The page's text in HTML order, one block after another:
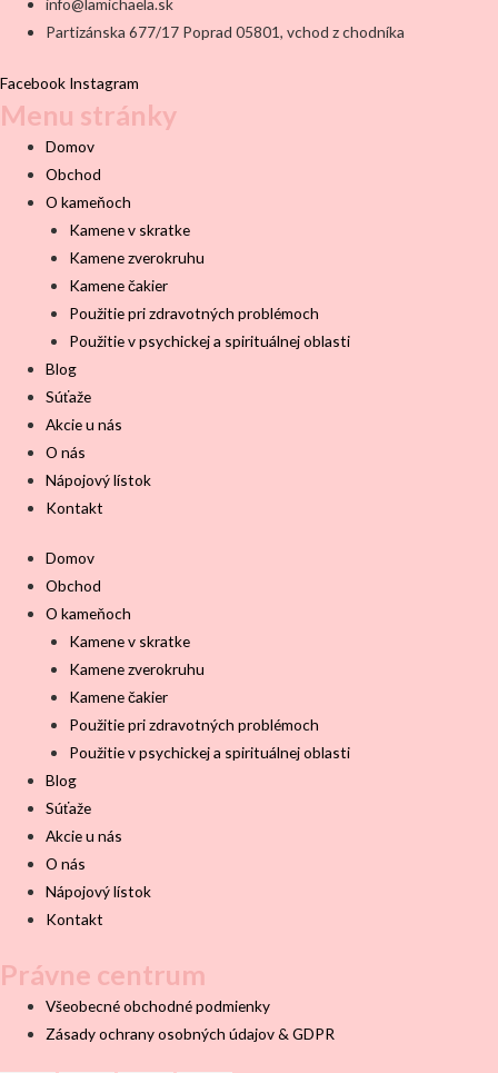
info@lamichaela.sk
Partizánska 677/17 Poprad 05801, vchod z chodníka
Facebook Instagram
Menu stránky
Domov
Obchod
O kameňoch
Kamene v skratke
Kamene zverokruhu
Kamene čakier
Použitie pri zdravotných problémoch
Použitie v psychickej a spirituálnej oblasti
Blog
Súťaže
Akcie u nás
O nás
Nápojový lístok
Kontakt
Domov
Obchod
O kameňoch
Kamene v skratke
Kamene zverokruhu
Kamene čakier
Použitie pri zdravotných problémoch
Použitie v psychickej a spirituálnej oblasti
Blog
Súťaže
Akcie u nás
O nás
Nápojový lístok
Kontakt
Právne centrum
Všeobecné obchodné podmienky
Zásady ochrany osobných údajov & GDPR